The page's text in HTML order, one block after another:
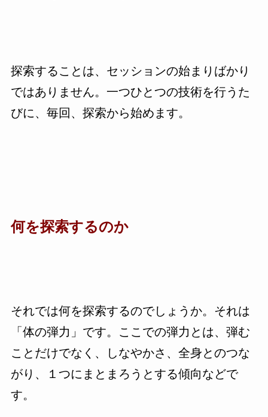
探索することは、セッションの始まりばかり
ではありません。一つひとつの技術を行うた
びに、毎回、探索から始めます。
何を探索するのか
それでは何を探索するのでしょうか。それは
「体の弾力」です。ここでの弾力とは、弾む
ことだけでなく、しなやかさ、全身とのつな
がり、１つにまとまろうとする傾向などで
す。